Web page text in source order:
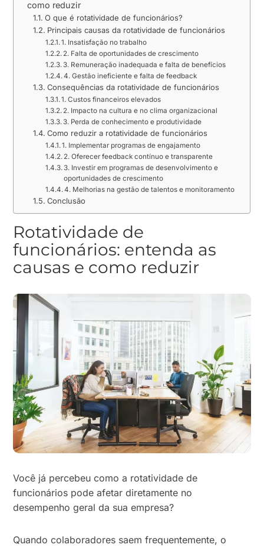
como reduzir
O que é rotatividade de funcionários?
Principais causas da rotatividade de funcionários
1. Insatisfação no trabalho
2. Falta de oportunidades de crescimento
3. Remuneração inadequada e falta de benefícios
4. Gestão ineficiente e falta de feedback
Consequências da rotatividade de funcionários
1. Custos financeiros elevados
2. Impacto na cultura e no clima organizacional
3. Perda de conhecimento e produtividade
Como reduzir a rotatividade de funcionários
1. Implementar programas de engajamento
2. Oferecer feedback contínuo e transparente
3. Investir em programas de desenvolvimento e
oportunidades de crescimento
4. Melhorias na gestão de talentos e monitoramento
Conclusão
Rotatividade de
funcionários: entenda as
causas e como reduzir
Você já percebeu como a rotatividade de
funcionários pode afetar diretamente no
desempenho geral da sua empresa?
Quando colaboradores saem frequentemente, o